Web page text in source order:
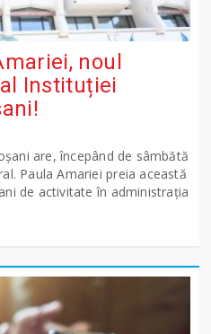
noul
Instituției
are, începând de sâmbătă
Paula Amariei preia această
de activitate în administrația